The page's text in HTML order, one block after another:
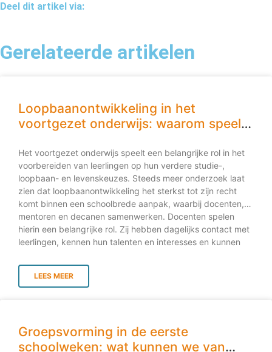
Deel dit artikel via:
Gerelateerde artikelen
Loopbaanontwikkeling in het
voortgezet onderwijs: waarom speelt
Het voortgezet onderwijs speelt een belangrijke rol in het
voorbereiden van leerlingen op hun verdere studie-,
loopbaan- en levenskeuzes. Steeds meer onderzoek laat
zien dat loopbaanontwikkeling het sterkst tot zijn recht
komt binnen een schoolbrede aanpak, waarbij docenten,
mentoren en decanen samenwerken. Docenten spelen
hierin een belangrijke rol. Zij hebben dagelijks contact met
leerlingen, kennen hun talenten en interesses en kunnen
leren en de wereld buiten school. Loopbaanontwikkeling
begint niet bij de profielkeuze Veel scholen besteden
blijkt uit internationaal onderzoek dat
loopbaanontwikkeling veel meer is dan het maken van een
LEES MEER
Groepsvorming in de eerste
schoolweken: wat kunnen we van